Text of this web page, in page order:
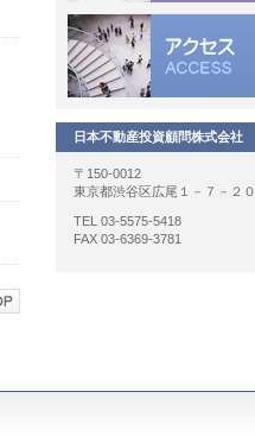
日本不動産投資顧問株式会社
〒150-0012
東京都渋谷区広尾１－７－２０
TEL 03-5575-5418
FAX 03-6369-3781